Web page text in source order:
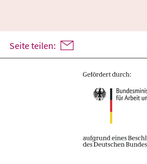
Seite teilen: